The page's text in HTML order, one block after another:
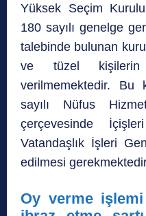
Yüksek Seçim
180 sayılı genelge
talebinde bulunan
ve tüzel kişilerin
verilmemektedir. Bu
sayılı Nüfus
çerçevesinde
Vatandaşlık İşleri
edilmesi
Oy verme işlemi